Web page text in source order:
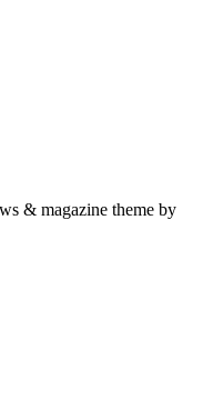
& magazine theme by